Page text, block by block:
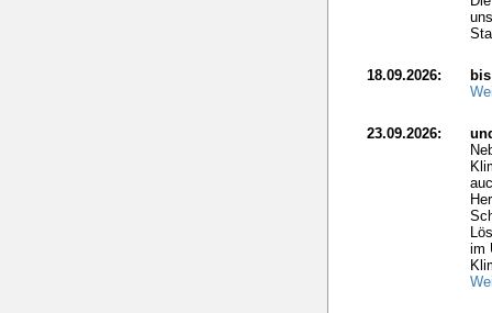
18.09.2026:
bis
23.09.2026:
im